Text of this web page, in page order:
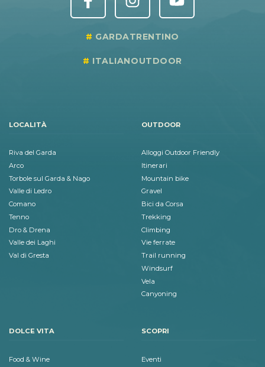
GARDATRENTINO
ITALIANOUTDOOR
LOCALITÀ
Riva del Garda
Arco
Torbole sul Garda & Nago
Valle di Ledro
Comano
Tenno
Dro & Drena
Valle dei Laghi
Val di Gresta
OUTDOOR
Alloggi Outdoor Friendly
Itinerari
Mountain bike
Gravel
Bici da Corsa
Trekking
Climbing
Vie ferrate
Trail running
Windsurf
Vela
Canyoning
DOLCE VITA
Food & Wine
SCOPRI
Eventi